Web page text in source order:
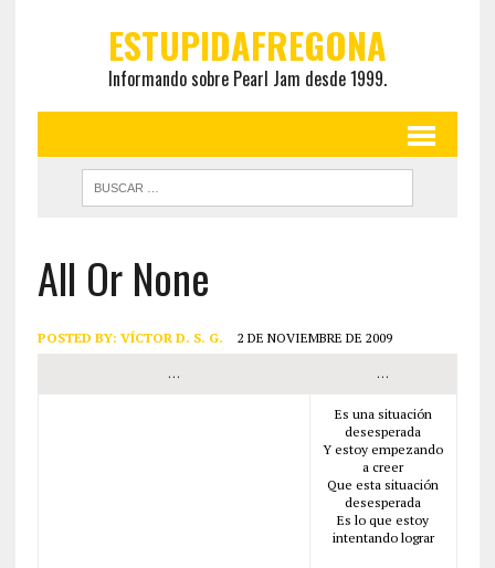
ESTUPIDAFREGONA
Informando sobre Pearl Jam desde 1999.
All Or None
POSTED BY: VÍCTOR D. S. G. 2 DE NOVIEMBRE DE 2009
… …
Es una situación
desesperada
Y estoy empezando
a creer
Que esta situación
desesperada
Es lo que estoy
intentando lograr